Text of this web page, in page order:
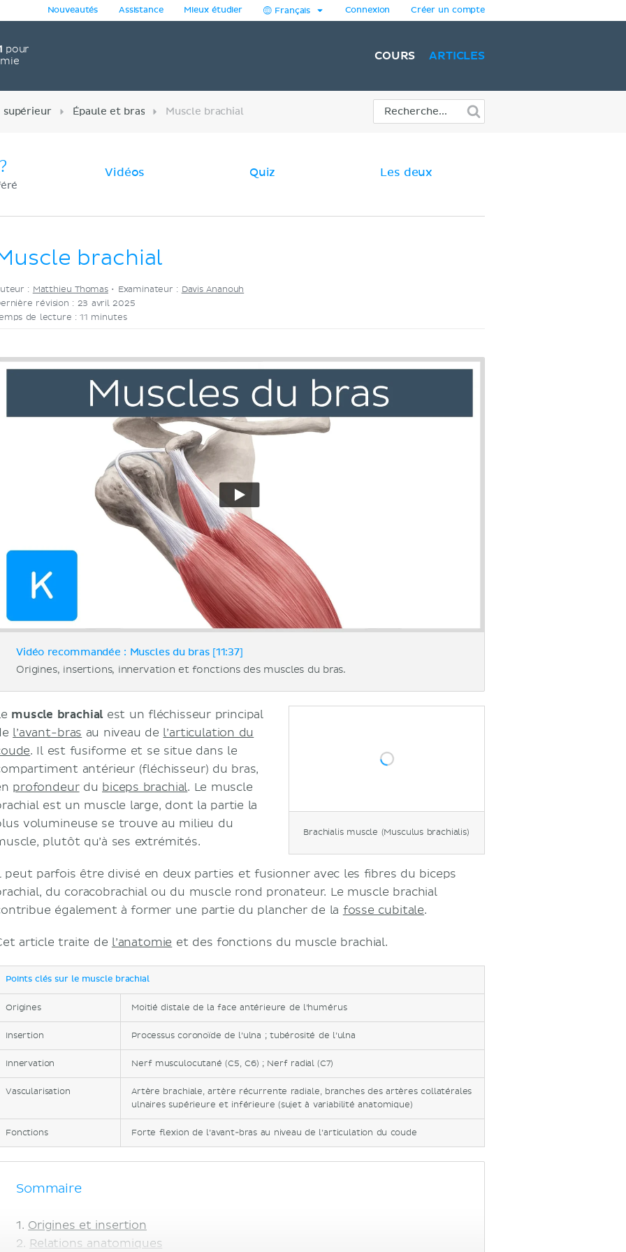
pour
Nouveautés Assistance Mieux étudier Français Connexion Créer un compte
COURS ARTICLES
supérieur Épaule et bras Muscle brachial
Vidéos Quiz Les deux
brachial
: Matthieu Thomas• Examinateur : Davis Ananouh
révision : 23 avril 2025
de lecture : 11 minutes
Vidéo recommandée : Muscles du bras [11:37]
Origines, insertions, innervation et fonctions des muscles du bras.
Brachialis muscle (Musculus brachialis)
muscle brachialest un fléchisseur principal
l’avant-bras au niveau de l’articulation du
. Il est fusiforme et se situe dans le
antérieur (fléchisseur) du bras,
profondeurdu biceps brachial. Le muscle
est un muscle large, dont la partie la
volumineuse se trouve au milieu du
plutôt qu’à ses extrémités.
peut parfois être divisé en deux parties et fusionner avec les fibres du biceps
du coracobrachial ou du muscle rond pronateur. Le muscle brachial
également à former une partie du plancher de la fosse cubitale.
article traite de l’anatomie et des fonctions du muscle brachial.
Points clés sur le muscle brachial
Origines Moitié distale de la face antérieure de l’humérus
Insertion Processus coronoïde de l’ulna ; tubérosité de l’ulna
Innervation Nerf musculocutané (C5, C6) ; Nerf radial (C7)
Vascularisation
Artère brachiale, artère récurrente radiale, branches des artères collatérales
ulnaires supérieure et inférieure (sujet à variabilité anatomique)
Fonctions Forte flexion de l’avant-bras au niveau de l’articulation du coude
Sommaire
Origines et insertion
Relations anatomiques